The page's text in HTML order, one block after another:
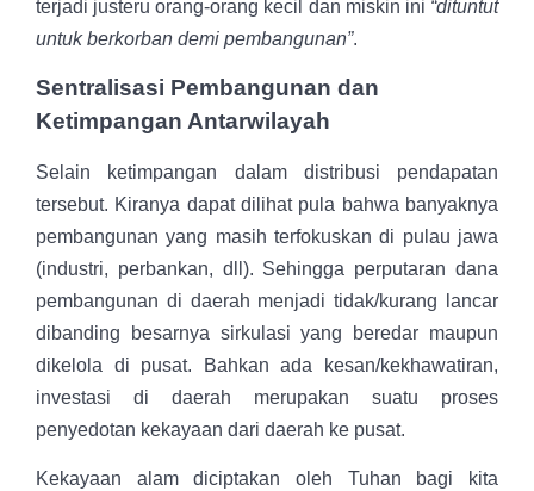
terjadi justeru orang-orang kecil dan miskin ini “dituntut
untuk berkorban demi pembangunan”.
Sentralisasi Pembangunan dan
Ketimpangan Antarwilayah
Selain ketimpangan dalam distribusi pendapatan
tersebut. Kiranya dapat dilihat pula bahwa banyaknya
pembangunan yang masih terfokuskan di pulau jawa
(industri, perbankan, dll). Sehingga perputaran dana
pembangunan di daerah menjadi tidak/kurang lancar
dibanding besarnya sirkulasi yang beredar maupun
dikelola di pusat. Bahkan ada kesan/kekhawatiran,
investasi di daerah merupakan suatu proses
penyedotan kekayaan dari daerah ke pusat.
Kekayaan alam diciptakan oleh Tuhan bagi kita